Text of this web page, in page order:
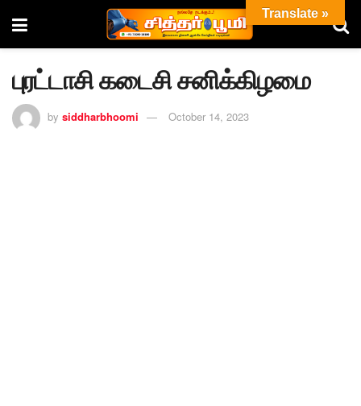
புரட்டாசி கடைசி சனிக்கிழமை
by siddharbhoomi October 14, 2023
Translate »